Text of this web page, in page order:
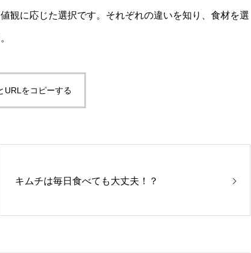
観に応じた選択です。それぞれの違いを知り、食材を選
URLをコピーする
キムチは毎日食べても大丈夫！？